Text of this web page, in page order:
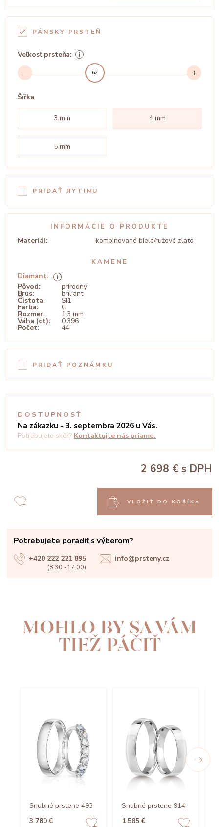
PÁNSKY PRSTEŇ
Veľkosť prsteňa:
62
Šířka
3 mm 4 mm
5 mm
PRIDAŤ RYTINU
INFORMÁCIE O PRODUKTE
Materiál: kombinované biele/ružové zlato
KAMENE
Diamant:
Pôvod:
prírodný
Brus: briliant
Čistota: SI1
Farba: G
Rozmer: 1,3 mm
Váha (ct): 0,396
Počet: 44
PRIDAŤ POZNÁMKU
DOSTUPNOSŤ
Na zákazku - 3. septembra 2026 u Vás.
Potrebujete skôr? Kontaktujte nás priamo.
2 698 € s DPH
VLOŽIŤ DO KOŠÍKA
Potrebujete poradiť s výberom?
+420 222 221 895
(8:30 -17:00)
info@prsteny.cz
MOHLO BY SA VÁM
TIEŽ PÁČIŤ
Snubné prstene 493
3 780 €
Snubné prstene 914
1 585 €